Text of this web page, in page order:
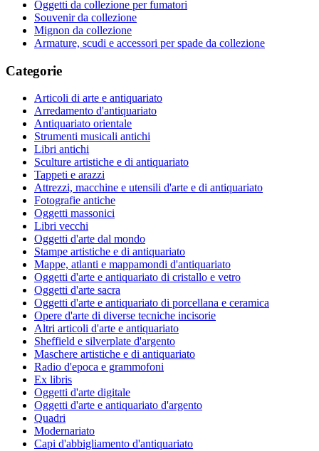
Oggetti da collezione per fumatori
Souvenir da collezione
Mignon da collezione
Armature, scudi e accessori per spade da collezione
Categorie
Articoli di arte e antiquariato
Arredamento d'antiquariato
Antiquariato orientale
Strumenti musicali antichi
Libri antichi
Sculture artistiche e di antiquariato
Tappeti e arazzi
Attrezzi, macchine e utensili d'arte e di antiquariato
Fotografie antiche
Oggetti massonici
Libri vecchi
Oggetti d'arte dal mondo
Stampe artistiche e di antiquariato
Mappe, atlanti e mappamondi d'antiquariato
Oggetti d'arte e antiquariato di cristallo e vetro
Oggetti d'arte sacra
Oggetti d'arte e antiquariato di porcellana e ceramica
Opere d'arte di diverse tecniche incisorie
Altri articoli d'arte e antiquariato
Sheffield e silverplate d'argento
Maschere artistiche e di antiquariato
Radio d'epoca e grammofoni
Ex libris
Oggetti d'arte digitale
Oggetti d'arte e antiquariato d'argento
Quadri
Modernariato
Capi d'abbigliamento d'antiquariato